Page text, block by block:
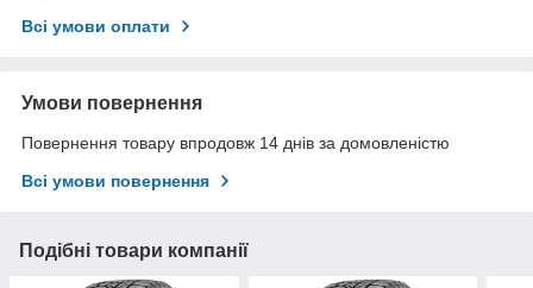
Всі умови оплати
Умови повернення
Повернення товару впродовж 14 днів за домовленістю
Всі умови повернення
Подібні товари компанії